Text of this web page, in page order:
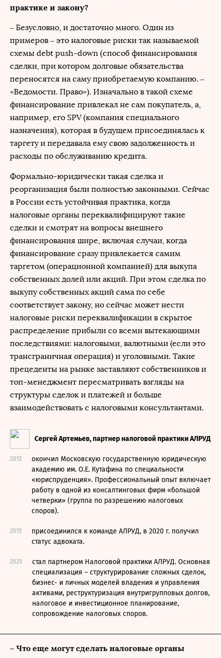
практике и закону?
– Безусловно, и достаточно много. Один из
примеров – это налоговые риски так называемой
схемы debt push-down (способ финансирования
сделки, при котором долговые обязательства
переносятся на саму приобретаемую компанию. –
«Ведомости. Право»). Изначально в такой схеме
финансирование привлекал не сам покупатель, а,
например, его SPV (компания специального
назначения), которая в будущем присоединялась к
таргету и передавала ему свою задолженность и
расходы по обслуживанию кредита.
Формально-юридически такая сделка и
реорганизация были полностью законными. Сейчас
в России есть устойчивая практика, когда
налоговые органы переквалифицируют такие
сделки и смотрят на вопросы внешнего
финансирования шире, включая случаи, когда
финансирование сразу привлекается самим
таргетом (операционной компанией) для выкупа
собственных долей или акций. При этом сделка по
выкупу собственных акций сама по себе
соответствует закону, но сейчас может нести
налоговые риски переквалификации в скрытое
распределение прибыли со всеми вытекающими
последствиями: налоговыми, валютными (если это
трансграничная операция) и уголовными. Такие
прецеденты на рынке заставляют собственников и
топ-менеджмент пересматривать взгляды на
структуры сделок и платежей и больше
взаимодействовать с налоговыми консультантами.
Сергей Артемьев, партнер налоговой практики АЛРУД
2012
окончил Московскую государственную юридическую
академию им. О.Е. Кутафина по специальности
«юриспруденция». Профессиональный опыт включает
работу в одной из консалтинговых фирм «большой
четверки» (группа по разрешению налоговых
споров).
2015
присоединился к команде АЛРУД, в 2020 г. получил
статус адвоката.
2025
стал партнером Налоговой практики АЛРУД. Основная
специализация – структурирование сложных сделок,
бизнес- и личных моделей владения и управления
активами, реструктуризация внутригрупповых долгов,
налоговое и инвестиционное планирование,
сопровождение налоговых споров.
– Что еще могут сделать налоговые органы